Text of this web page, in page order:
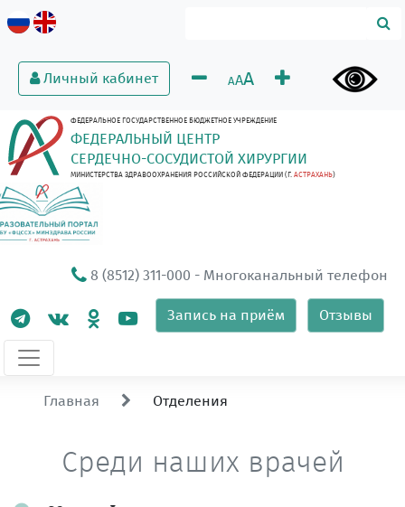
Личный кабинет AAA
ФЕДЕРАЛЬНОЕ ГОСУДАРСТВЕННОЕ БЮДЖЕТНОЕ УЧРЕЖДЕНИЕ
ФЕДЕРАЛЬНЫЙ ЦЕНТР
СЕРДЕЧНО-СОСУДИСТОЙ ХИРУРГИИ
МИНИСТЕРСТВА ЗДРАВООХРАНЕНИЯ РОССИЙСКОЙ ФЕДЕРАЦИИ (Г. АСТРАХАНЬ)
8 (8512) 311-000 - Многоканальный телефон
Запись на приём Отзывы
Главная Отделения
Среди наших врачей